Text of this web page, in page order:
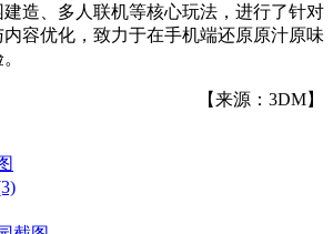
造、多人联机等核心玩法，进行了针对
容优化，致力于在手机端还原原汁原味
【来源：3DM】